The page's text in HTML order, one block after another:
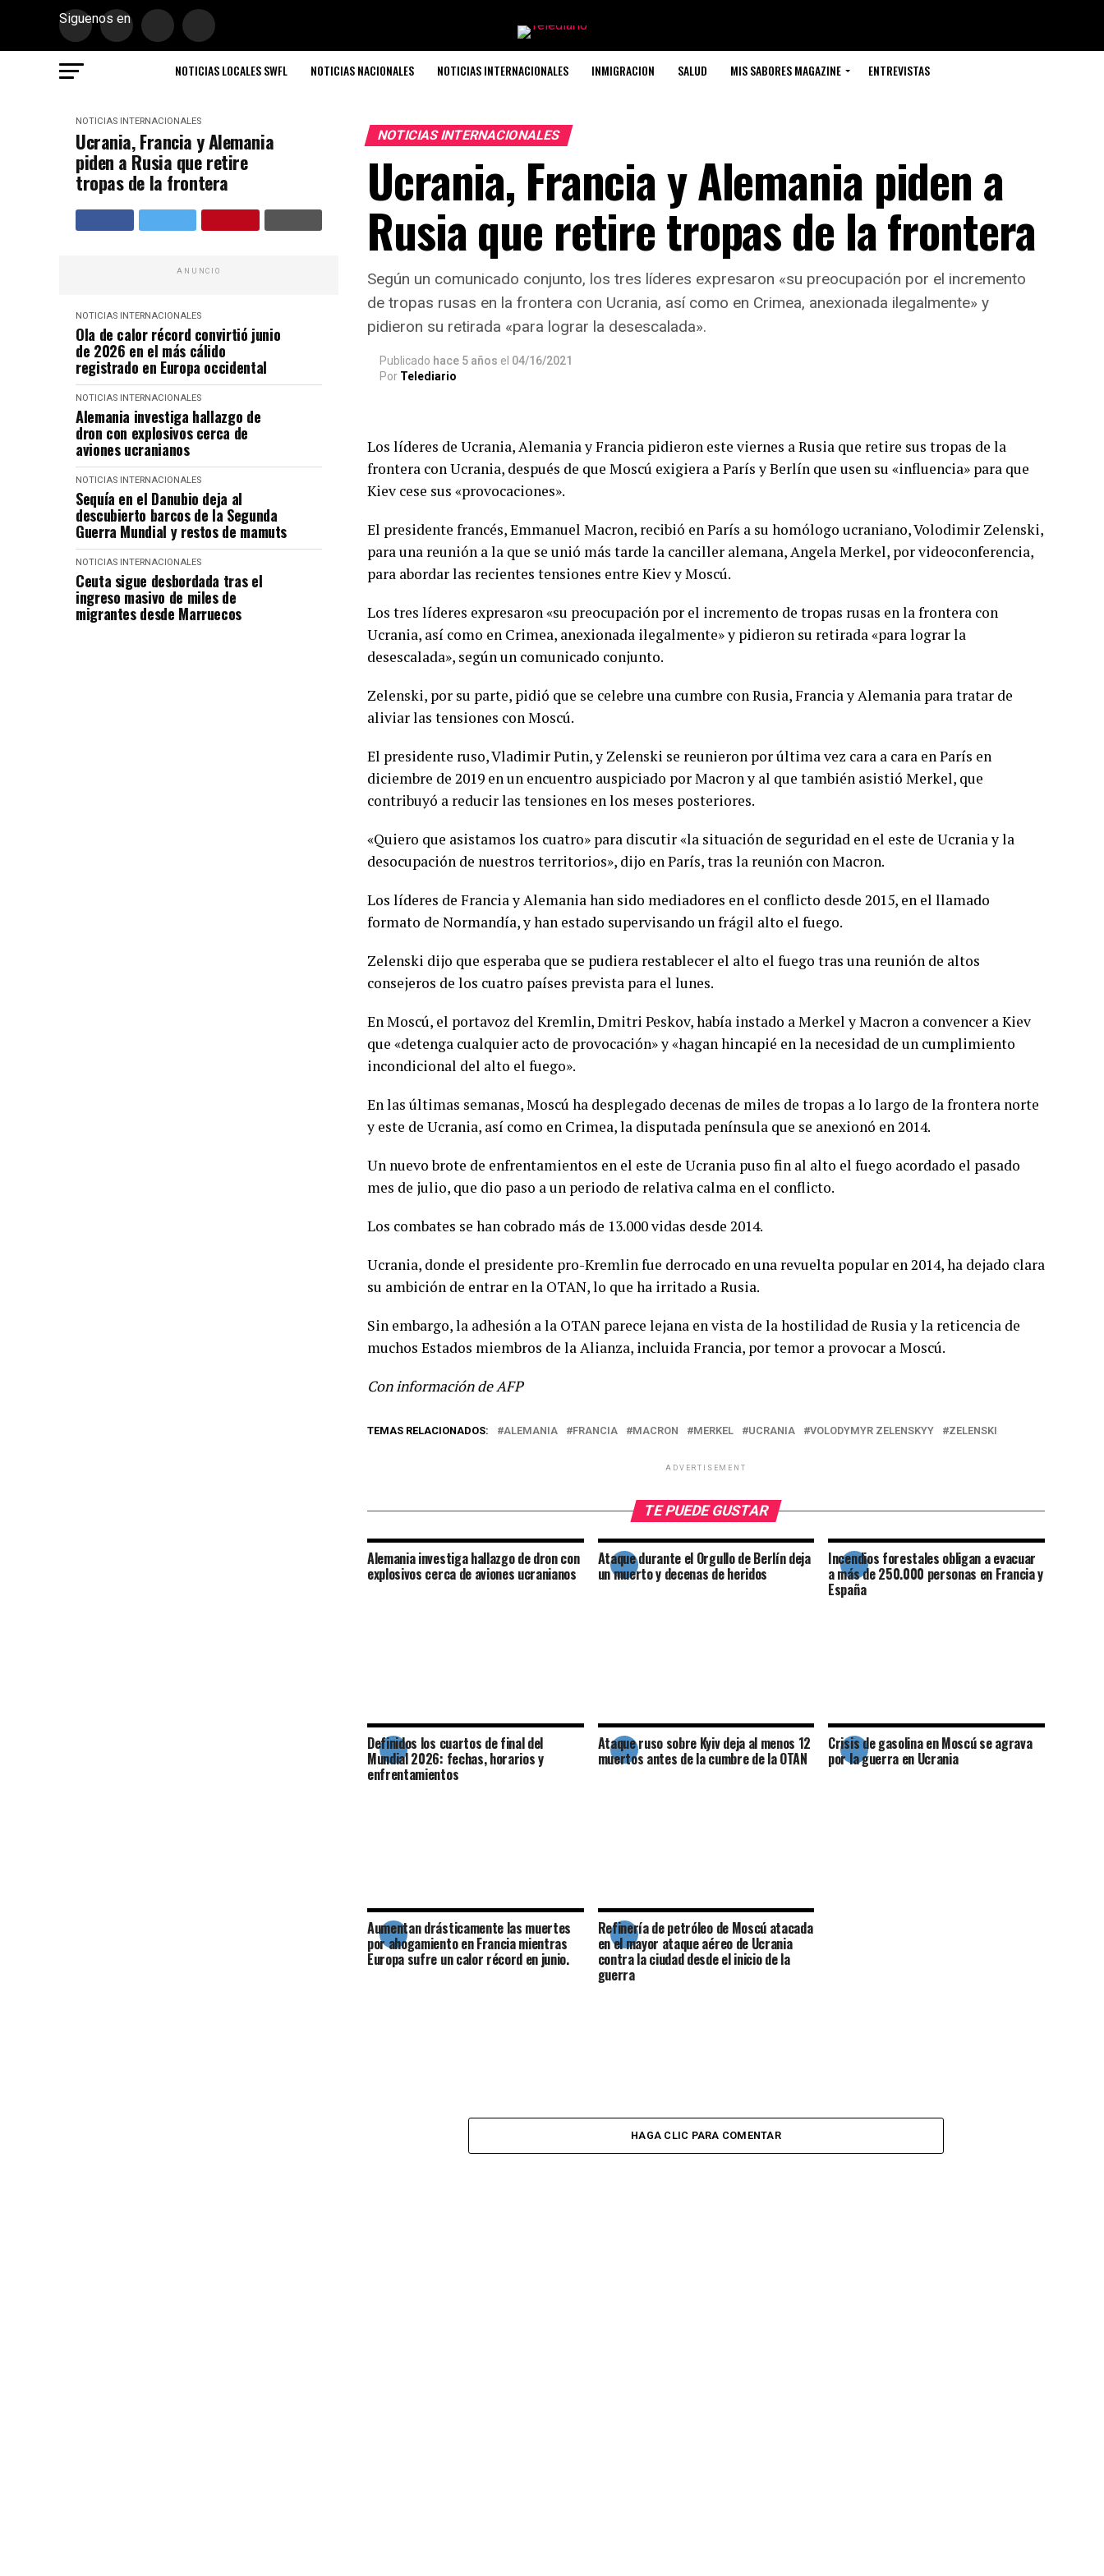
Siguenos en
NOTICIAS LOCALES SWFL NOTICIAS NACIONALES NOTICIAS INTERNACIONALES INMIGRACION SALUD MIS SABORES MAGAZINE ENTREVISTAS
NOTICIAS INTERNACIONALES
Ucrania, Francia y Alemania
piden a Rusia que retire
tropas de la frontera
ANUNCIO
NOTICIAS INTERNACIONALES
Ola de calor récord convirtió junio
de 2026 en el más cálido
registrado en Europa occidental
NOTICIAS INTERNACIONALES
Alemania investiga hallazgo de
dron con explosivos cerca de
aviones ucranianos
NOTICIAS INTERNACIONALES
Sequía en el Danubio deja al
descubierto barcos de la Segunda
Guerra Mundial y restos de mamuts
NOTICIAS INTERNACIONALES
Ceuta sigue desbordada tras el
ingreso masivo de miles de
migrantes desde Marruecos
NOTICIAS INTERNACIONALES
Ucrania, Francia y Alemania piden a
Rusia que retire tropas de la frontera
Según un comunicado conjunto, los tres líderes expresaron «su preocupación por el incremento
de tropas rusas en la frontera con Ucrania, así como en Crimea, anexionada ilegalmente» y
pidieron su retirada «para lograr la desescalada».
Publicado hace 5 años el 04/16/2021
Por Telediario
Los líderes de Ucrania, Alemania y Francia pidieron este viernes a Rusia que retire sus tropas de la
frontera con Ucrania, después de que Moscú exigiera a París y Berlín que usen su «influencia» para que
Kiev cese sus «provocaciones».
El presidente francés, Emmanuel Macron, recibió en París a su homólogo ucraniano, Volodimir Zelenski,
para una reunión a la que se unió más tarde la canciller alemana, Angela Merkel, por videoconferencia,
para abordar las recientes tensiones entre Kiev y Moscú.
Los tres líderes expresaron «su preocupación por el incremento de tropas rusas en la frontera con
Ucrania, así como en Crimea, anexionada ilegalmente» y pidieron su retirada «para lograr la
desescalada», según un comunicado conjunto.
Zelenski, por su parte, pidió que se celebre una cumbre con Rusia, Francia y Alemania para tratar de
aliviar las tensiones con Moscú.
El presidente ruso, Vladimir Putin, y Zelenski se reunieron por última vez cara a cara en París en
diciembre de 2019 en un encuentro auspiciado por Macron y al que también asistió Merkel, que
contribuyó a reducir las tensiones en los meses posteriores.
«Quiero que asistamos los cuatro» para discutir «la situación de seguridad en el este de Ucrania y la
desocupación de nuestros territorios», dijo en París, tras la reunión con Macron.
Los líderes de Francia y Alemania han sido mediadores en el conflicto desde 2015, en el llamado
formato de Normandía, y han estado supervisando un frágil alto el fuego.
Zelenski dijo que esperaba que se pudiera restablecer el alto el fuego tras una reunión de altos
consejeros de los cuatro países prevista para el lunes.
En Moscú, el portavoz del Kremlin, Dmitri Peskov, había instado a Merkel y Macron a convencer a Kiev
que «detenga cualquier acto de provocación» y «hagan hincapié en la necesidad de un cumplimiento
incondicional del alto el fuego».
En las últimas semanas, Moscú ha desplegado decenas de miles de tropas a lo largo de la frontera norte
y este de Ucrania, así como en Crimea, la disputada península que se anexionó en 2014.
Un nuevo brote de enfrentamientos en el este de Ucrania puso fin al alto el fuego acordado el pasado
mes de julio, que dio paso a un periodo de relativa calma en el conflicto.
Los combates se han cobrado más de 13.000 vidas desde 2014.
Ucrania, donde el presidente pro-Kremlin fue derrocado en una revuelta popular en 2014, ha dejado clara
su ambición de entrar en la OTAN, lo que ha irritado a Rusia.
Sin embargo, la adhesión a la OTAN parece lejana en vista de la hostilidad de Rusia y la reticencia de
muchos Estados miembros de la Alianza, incluida Francia, por temor a provocar a Moscú.
Con información de AFP
TEMAS RELACIONADOS: ALEMANIA FRANCIA MACRON MERKEL UCRANIA VOLODYMYR ZELENSKYY ZELENSKI
ADVERTISEMENT
TE PUEDE GUSTAR
Alemania investiga hallazgo de dron con
explosivos cerca de aviones ucranianos
Ataque durante el Orgullo de Berlín deja
un muerto y decenas de heridos
Incendios forestales obligan a evacuar
a más de 250.000 personas en Francia y
España
Definidos los cuartos de final del
Mundial 2026: fechas, horarios y
enfrentamientos
Ataque ruso sobre Kyiv deja al menos 12
muertos antes de la cumbre de la OTAN
Crisis de gasolina en Moscú se agrava
por la guerra en Ucrania
Aumentan drásticamente las muertes
por ahogamiento en Francia mientras
Europa sufre un calor récord en junio.
Refinería de petróleo de Moscú atacada
en el mayor ataque aéreo de Ucrania
contra la ciudad desde el inicio de la
guerra
HAGA CLIC PARA COMENTAR